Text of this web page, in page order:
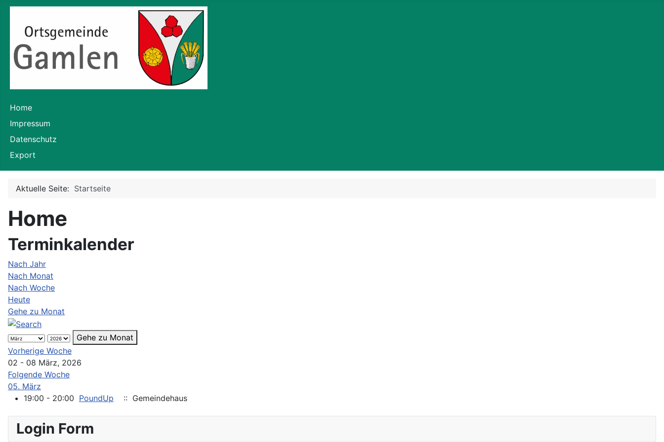
Home
Impressum
Datenschutz
Export
Aktuelle Seite: Startseite
Home
Terminkalender
Nach Jahr
Nach Monat
Nach Woche
Heute
Gehe zu Monat
Gehe zu Monat
Vorherige Woche
02 - 08 März, 2026
Folgende Woche
05. März
19:00 - 20:00 PoundUp :: Gemeindehaus
Login Form